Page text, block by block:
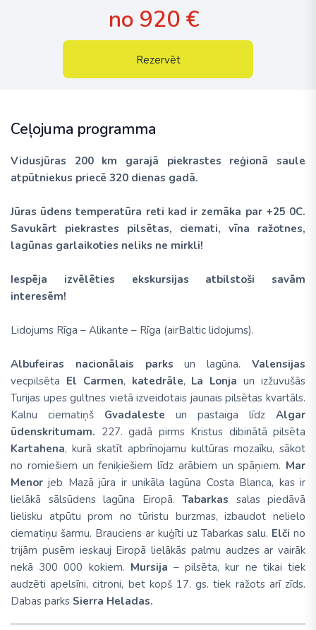
Ceļojuma programma
Vidusjūras 200 km garajā piekrastes reģionā saule
atpūtniekus priecē 320 dienas gadā.
Jūras ūdens temperatūra reti kad ir zemāka par +25 0C.
Savukārt piekrastes pilsētas, ciemati, vīna ražotnes,
lagūnas garlaikoties neliks ne mirkli!
Iespēja izvēlēties ekskursijas atbilstoši savām
interesēm!
Lidojums Rīga – Alikante – Rīga (airBaltic lidojums).
Albufeiras nacionālais parksun lagūna.Valensijas
vecpilsēta El Carmen, katedrāle, La Lonjaun izžuvušās
Turijas upes gultnes vietā izveidotais jaunais pilsētas kvartāls.
Kalnu ciematiņš Gvadaleste un pastaiga līdz Algar
ūdenskritumam. 227. gadā pirms Kristus dibinātā pilsēta
Kartahena, kurā skatīt apbrīnojamu kultūras mozaīku, sākot
no romiešiem un feniķiešiem līdz arābiem un spāņiem. Mar
Menorjeb Mazā jūra ir unikāla lagūna Costa Blanca, kas ir
lielākā sālsūdens lagūna Eiropā. Tabarkas salas piedāvā
lielisku atpūtu prom no tūristu burzmas, izbaudot nelielo
ciematiņu šarmu. Brauciens ar kuģīti uz Tabarkas salu. Elči no
trijām pusēm ieskauj Eiropā lielākās palmu audzes ar vairāk
nekā 300 000 kokiem. Mursija– pilsēta, kur ne tikai tiek
audzēti apelsīni, citroni, bet kopš 17. gs. tiek ražots arī zīds.
Dabas parks Sierra Heladas.
no 920 €
Rezervēt